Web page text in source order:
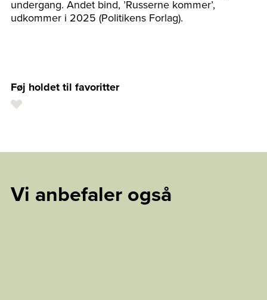
undergang. Andet bind, ’Russerne kommer’,
udkommer i 2025 (Politikens Forlag).
Føj holdet til favoritter
Vi anbefaler også